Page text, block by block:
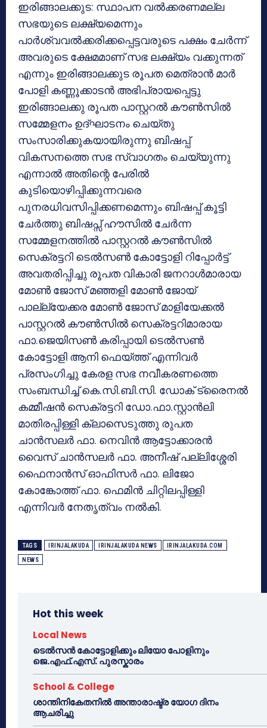
ഇരിങ്ങാലക്കുട: സ്ഥാപന വൽക്കരണമല്ല
സഭയുടെ ലക്ഷ്യമെന്നും
പാർശ്വവൽക്കരിക്കപ്പെട്ടവരുടെ പക്ഷം ചേർന്ന്
അവരുടെ ക്ഷേമമാണ് സഭ ലക്ഷ്യം വക്കുന്നത്
എന്നും ഇരിങ്ങാലക്കുട രൂപത മെത്രാൻ മാർ
പോളി കണ്ണൂക്കാടൻ അഭിപ്രായപ്പെട്ടു
ഇരിങ്ങാലക്കു രൂപത പാസ്റ്ററൽ കൗൺസിൽ
സമ്മേളനം ഉദ്ഘാടനം ചെയ്തു
സംസാരിക്കുകയായിരുന്നു ബിഷപ്പ്
വികസനത്തെ സഭ സ്വാഗതം ചെയ്യുന്നു
എന്നാൽ അതിന്റെ പേരിൽ
കുടിയൊഴിപ്പിക്കുന്നവരെ
പുനരധിവസിപ്പിക്കണമെന്നും ബിഷപ്പ് കൂട്ടി
ചേർത്തു ബിഷപ്സ് ഹൗസിൽ ചേർന്ന
സമ്മേളനത്തിൽ പാസ്റ്ററൽ കൗൺസിൽ
സെക്രട്ടറി ടെൽസൺ കോട്ടോളി റിപ്പോർട്ട്
അവതരിപ്പിച്ചു രൂപത വികാരി ജനറാൾമാരായ
മോൺ ജോസ് മഞ്ഞളി മോൺ ജോയ്
പാല്ല്യേക്കര മോൺ ജോസ് മാളിയേക്കൽ
പാസ്റ്ററൽ കൗൺസിൽ സെക്രട്ടറിമാരായ
ഫാ.ജെയിസൺ കരിപ്പായി ടെൽസൺ
കോട്ടോളി ആനി ഫെയ്ത്ത് എന്നിവർ
പ്രസംഗിച്ചു കേരള സഭ നവീകരണത്തെ
സംബന്ധിച്ച് കെ.സി.ബി.സി. ഡോക് ട്രൈനൽ
കമ്മീഷൻ സെക്രട്ടറി ഡോ.ഫാ.സ്റ്റാൻലി
മാതിരപ്പിള്ളി ക്ലാസെടുത്തു രുപത
ചാൻസലർ ഫാ. നെവിൻ ആട്ടോക്കാരൻ
വൈസ് ചാൻസലർ ഫാ. അനീഷ് പല്ലിശ്ശേരി
ഫൈനാൻസ് ഓഫിസർ ഫാ. ലിജോ
കോങ്കോത്ത് ഫാ. ഫെമിൻ ചിറ്റിലപ്പിള്ളി
എന്നിവർ നേതൃത്വം നൽകി.
TAGS IRINJALAKUDA IRINJALAKUDA NEWS IRINJALAKUDA.COM
NEWS
Hot this week
Local News
ടെൽസൻ കോട്ടോളിക്കും ലിയോ പോളിനും
ജെ.എഫ്.എസ്. പുരസ്കാരം
School & College
ശാന്തിനികേതനിൽ അന്താരാഷ്ട്ര യോഗ ദിനം
ആചരിച്ചു